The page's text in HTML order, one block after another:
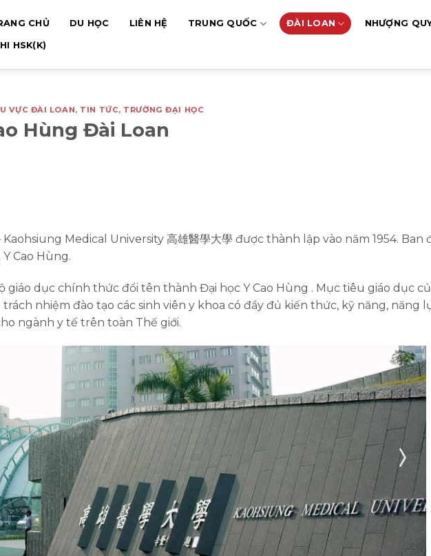
CHỦ DU HỌC LIÊN HỆ TRUNG QUỐC ĐÀI LOAN NHƯỢNG
HSK(K)
VỰC ĐÀI LOAN, TIN TỨC, TRƯỜNG ĐẠI HỌC
Hùng Đài Loan
Medical University 高雄醫學大學 được thành lập vào năm 1954. Ban
Cao Hùng.
giáo dục chính thức đổi tên thành Đại học Y Cao Hùng . Mục tiêu giáo dục
nhiệm đào tạo các sinh viên y khoa có đầy đủ kiến thức, kỹ năng, năng
ngành y tế trên toàn Thế giới.